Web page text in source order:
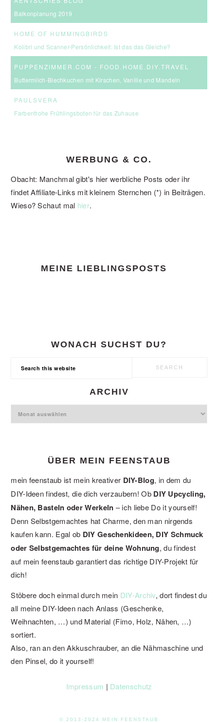
Balkonplanung 2019
HOME OF HUMMINGBIRDS
Kolibri und Scanner-Persönlichkeit: Ist das das Gleiche?
PUPPENZIMMER.COM - FOOD.HOME.DIY.TRAVEL
Buttermilch-Blechkuchen mit Kirschen, Vanille und Mandeln
PAULSVERA
Farbenfrohe Frühlingsboten für das Zuhause
WERBUNG & CO.
Obacht: Manchmal gibt's hier werbliche Posts oder ihr
findet Affiliate-Links mit kleinem Sternchen (*) in Beiträgen.
Wieso? Schaut mal hier.
MEINE LIEBLINGSPOSTS
WONACH SUCHST DU?
ARCHIV
Archiv
ÜBER MEIN FEENSTAUB
mein feenstaub ist mein kreativer DIY-Blog, in dem du
DIY-Ideen findest, die dich verzaubern! Ob DIY Upcycling,
Nähen, Basteln oder Werkeln – ich liebe Do it yourself!
Denn Selbstgemachtes hat Charme, den man nirgends
kaufen kann. Egal ob DIY Geschenkideen, DIY Schmuck
oder Selbstgemachtes für deine Wohnung, du findest
auf mein feenstaub garantiert das richtige DIY-Projekt für
dich!
Stöbere doch einmal durch mein DIY-Archiv, dort findest du
all meine DIY-Ideen nach Anlass (Geschenke,
Weihnachten, …) und Material (Fimo, Holz, Nähen, …)
sortiert.
Also, ran an den Akkuschrauber, an die Nähmaschine und
den Pinsel, do it yourself!
Impressum | Datenschutz
© 2013-2024 MEIN FEENSTAUB